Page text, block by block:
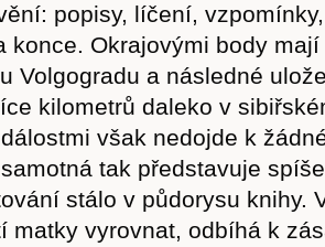
popisy, líčení,
konce. Okrajovými body
Volgogradu a následné
kilometrů daleko v
však nedojde k
tak představuje
stálo v půdorysu knihy.
matky vyrovnat, odbíhá k